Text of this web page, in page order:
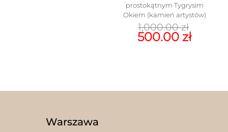
prostokątnym Tygrysim
Okiem (kamień artystów)
1,000.00zł
cena
500.00 zł
Warszawa